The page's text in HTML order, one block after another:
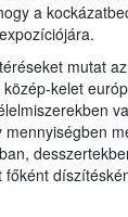
a
mutat
kelet